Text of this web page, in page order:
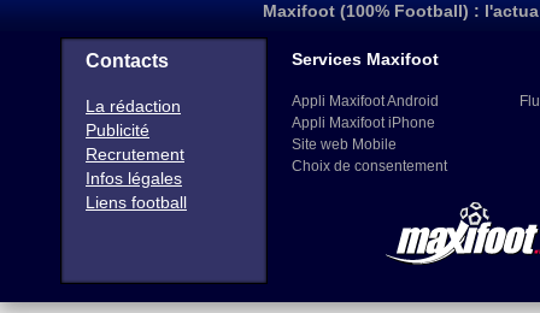
Maxifoot (100% Football) :
Contacts
La rédaction
Publicité
Recrutement
Infos légales
Liens football
Services Maxifoot
Appli Maxifoot Android
Appli Maxifoot iPhone
Site web Mobile
Choix de consentement